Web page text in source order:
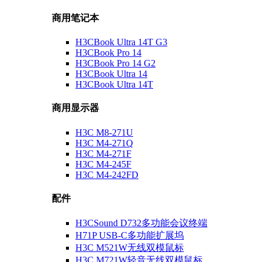
商用笔记本
H3CBook Ultra 14T G3
H3CBook Pro 14
H3CBook Pro 14 G2
H3CBook Ultra 14
H3CBook Ultra 14T
商用显示器
H3C M8-271U
H3C M4-271Q
H3C M4-271F
H3C M4-245F
H3C M4-242FD
配件
H3CSound D732多功能会议终端
H71P USB-C多功能扩展坞
H3C M521W无线双模鼠标